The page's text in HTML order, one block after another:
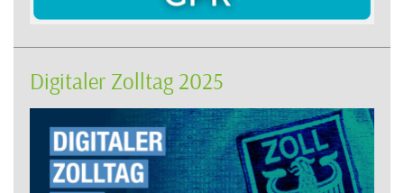
Digitaler Zolltag 2025